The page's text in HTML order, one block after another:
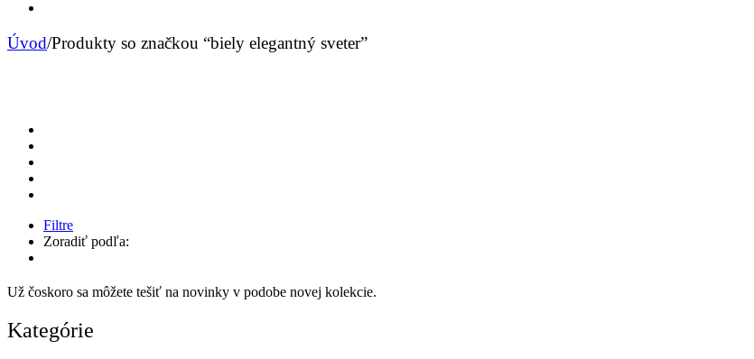
Úvod/Produkty so značkou “biely elegantný sveter”
Filtre
Zoradiť podľa:
Už čoskoro sa môžete tešiť na novinky v podobe novej kolekcie.
Kategórie